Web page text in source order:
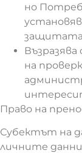
но
защитата
на
Право на
Субектът на
личните